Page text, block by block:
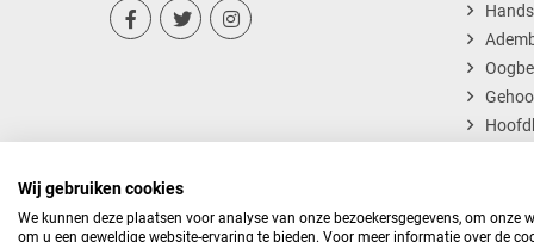
  
Wij gebruiken cookies
We kunnen deze plaatsen voor analyse van onze bezoekersgegevens, om onze
om u een geweldige website-ervaring te bieden. Voor meer informatie over de